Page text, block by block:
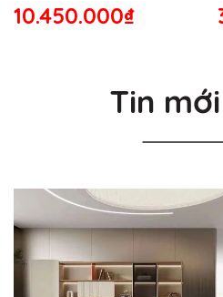
10.450.000₫
Tin